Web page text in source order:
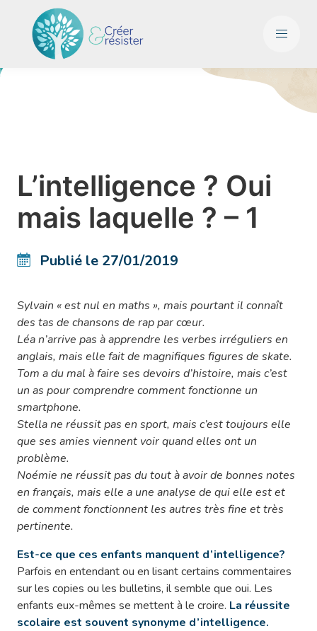
L’intelligence ? Oui
mais laquelle ? – 1
Publié le 27/01/2019
Sylvain « est nul en maths », mais pourtant il connaît
des tas de chansons de rap par cœur.
Léa n’arrive pas à apprendre les verbes irréguliers en
anglais, mais elle fait de magnifiques figures de skate.
Tom a du mal à faire ses devoirs d’histoire, mais c’est
un as pour comprendre comment fonctionne un
smartphone.
Stella ne réussit pas en sport, mais c’est toujours elle
que ses amies viennent voir quand elles ont un
problème.
Noémie ne réussit pas du tout à avoir de bonnes notes
en français, mais elle a une analyse de qui elle est et
de comment fonctionnent les autres très fine et très
pertinente.
Est-ce que ces enfants manquent d’intelligence?
Parfois en entendant ou en lisant certains commentaires
sur les copies ou les bulletins, il semble que oui. Les
enfants eux-mêmes se mettent à le croire. La réussite
scolaire est souvent synonyme d’intelligence.